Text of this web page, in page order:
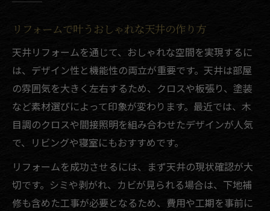
リフォームで叶うおしゃれな天井の作り方
天井リフォームを通じて、おしゃれな空間を実現するに
は、デザイン性と機能性の両立が重要です。天井は部屋
の雰囲気を大きく左右するため、クロスや板張り、塗装
など素材選びによって印象が変わります。最近では、木
目調のクロスや間接照明を組み合わせたデザインが人気
で、リビングや寝室にもおすすめです。
リフォームを成功させるには、まず天井の現状確認が大
切です。シミや剥がれ、カビが見られる場合は、下地補
修も含めた工事が必要となるため、費用や工期を事前に